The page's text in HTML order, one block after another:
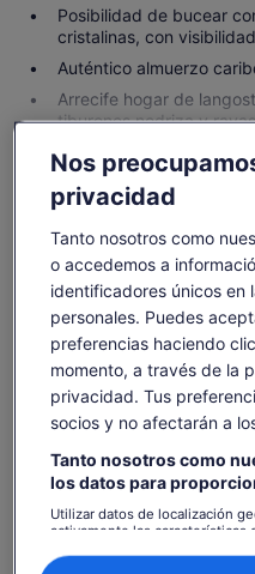
Posibilidad de bucear
cristalinas, con
Auténtico almuerzo
Arrecife hogar de
tiburones nodriza y rayas
Comprobar
Cambiar fechas
fechas
dom., 9 ago. lun., 10 ago.
-
El
precio
es
de
119 €
119 €
incluye tasas e impuestos
Ver
Es posible que el
Ver texto original
Opinar sobre esta
Nos
privacidad
Tanto nosotros como
o accedemos a
identificadores únicos en
personales. Puedes
preferencias haciendo
momento, a través de la
privacidad. Tus
socios y no afectarán a
Tanto nosotros como
los datos para
Utilizar datos de localización
activamente las características
acceder a ella. Publicidad y